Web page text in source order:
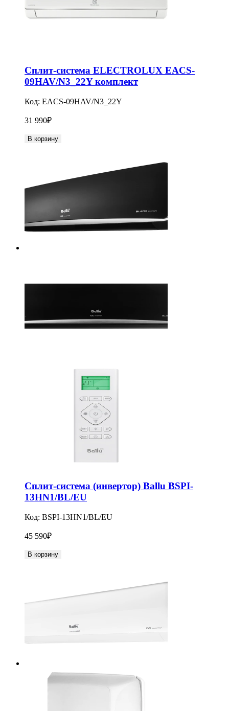
Сплит-система ELECTROLUX EACS-
09HAV/N3_22Y комплект
Код: EACS-09HAV/N3_22Y
31 990₽
В корзину
Сплит-система (инвертор) Ballu BSPI-
13HN1/BL/EU
Код: BSPI-13HN1/BL/EU
45 590₽
В корзину